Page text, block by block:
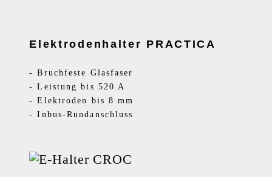
Elektrodenhalter PRACTICA
-Bruchfeste Glasfaser
-Leistung bis 520 A
-Elektroden bis 8 mm
-Inbus-Rundanschluss